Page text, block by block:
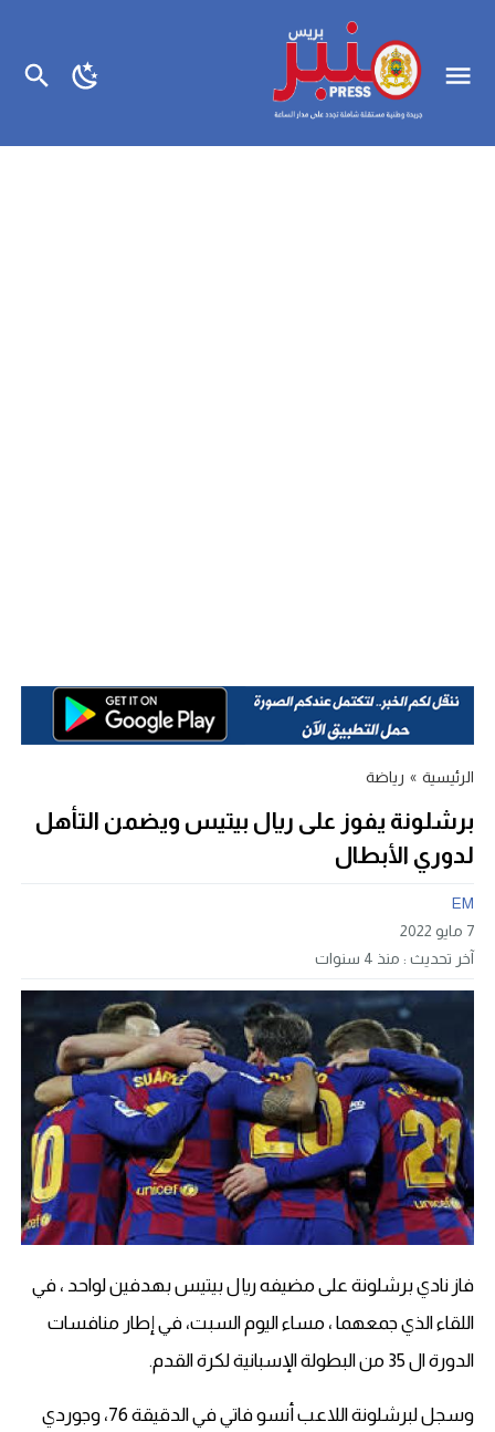
الرئيسية » رياضة
برشلونة يفوز على ريال بيتيس ويضمن التأهل
لدوري الأبطال
EM
7 مايو 2022
آخر تحديث : منذ 4 سنوات
فاز نادي برشلونة على مضيفه ريال بيتيس بهدفين لواحد ، في
اللقاء الذي جمعهما ، مساء اليوم السبت، في إطار منافسات
الدورة ال 35 من البطولة الإسبانية لكرة القدم.
وسجل لبرشلونة اللاعب أنسو فاتي في الدقيقة 76، وجوردي